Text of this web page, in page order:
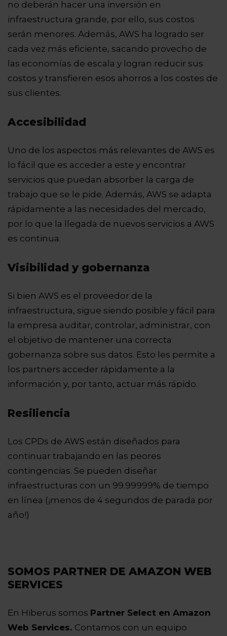
no deberán hacer una inversión en
infraestructura grande, por ello, sus costos
serán menores. Además, AWS ha logrado ser
cada vez más eficiente, sacando provecho de
las economías de escala y logran reducir sus
costos y transfieren esos ahorros a los costes de
sus clientes.
Accesibilidad
Uno de los aspectos más relevantes de AWS es
lo fácil que es acceder a este y encontrar
servicios que puedan absorber la carga de
trabajo que se le pide. Además, AWS se adapta
rápidamente a las necesidades del mercado,
por lo que la llegada de nuevos servicios a AWS
es continua.
Visibilidad y gobernanza
Si bien AWS es el proveedor de la
infraestructura, sigue siendo posible y fácil para
la empresa auditar, controlar, administrar, con
el objetivo de mantener una correcta
gobernanza sobre sus datos. Esto les permite a
los partners acceder rápidamente a la
información y, por tanto, actuar más rápido.
Resiliencia
Los CPDs de AWS están diseñados para
continuar trabajando en las peores
contingencias. Se pueden diseñar
infraestructuras con un 99.99999% de tiempo
en línea (¡menos de 4 segundos de parada por
año!)
SOMOS PARTNER DE AMAZON WEB
SERVICES
En Hiberus somos Partner Select en Amazon
Web Services. Contamos con un equipo